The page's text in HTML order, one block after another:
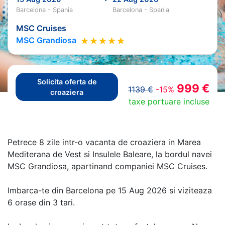
Barcelona - Spania Barcelona - Spania
MSC Cruises
MSC Grandiosa
Solicita oferta de
croaziera
1139 € -15% 999 €
taxe portuare incluse
Petrece 8 zile intr-o vacanta de croaziera in Marea
Mediterana de Vest si Insulele Baleare, la bordul navei
MSC Grandiosa, apartinand companiei MSC Cruises.
Imbarca-te din Barcelona pe 15 Aug 2026 si viziteaza
6 orase din 3 tari.